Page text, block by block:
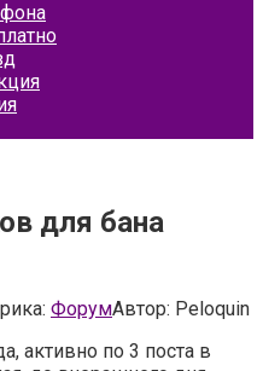
для бана
ФорумАвтор: Peloquin
активно по 3 поста в